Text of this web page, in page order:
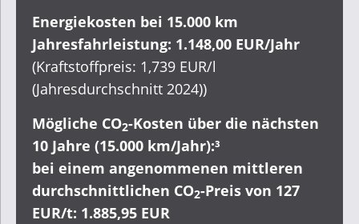
Energiekosten bei 15.000 km
Jahresfahrleistung: 1.148,00 EUR/Jahr
(Kraftstoffpreis: 1,739 EUR/l
(Jahresdurchschnitt 2024))
Mögliche CO2-Kosten über die nächsten
10 Jahre (15.000 km/Jahr):³
bei einem angenommenen mittleren
durchschnittlichen CO2-Preis von 127
EUR/t: 1.885,95 EUR